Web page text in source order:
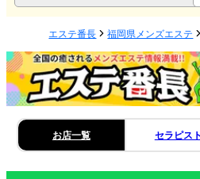
エステ番長 福岡県メンズエステ
お店一覧 セラピスト